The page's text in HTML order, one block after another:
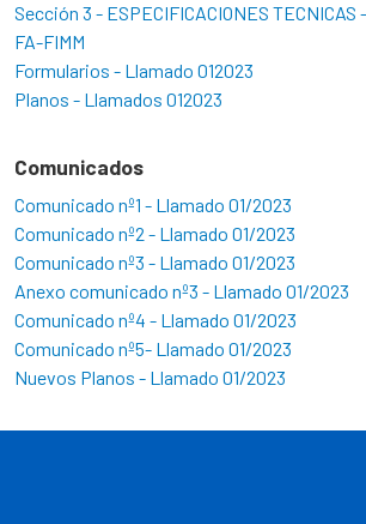
Sección 3 - ESPECIFICACIONES
FA-FIMM
Formularios - Llamado 012023
Planos - Llamados 012023
Comunicados
Comunicado nº1 - Llamado 01/2023
Comunicado nº2 - Llamado 01/2023
Comunicado nº3 - Llamado 01/2023
Anexo comunicado nº3 - Llamado 01/2023
Comunicado nº4 - Llamado 01/2023
Comunicado nº5- Llamado 01/2023
Nuevos Planos - Llamado 01/2023